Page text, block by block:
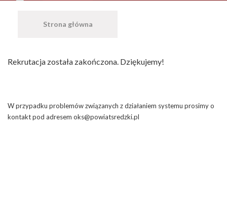
Strona główna
​Rekrutacja została zakończona. Dziękujemy!
W przypadku problemów związanych z działaniem systemu prosimy o
kontakt pod adresem oks@powiatsredzki.pl